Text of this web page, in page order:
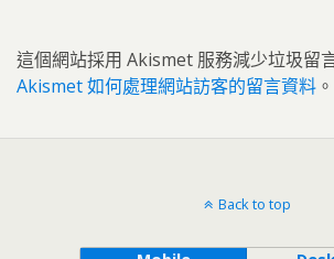
這個網站採用 Akismet 服務減少垃圾留
Akismet 如何處理網站訪客的留言資料 。
Back to top